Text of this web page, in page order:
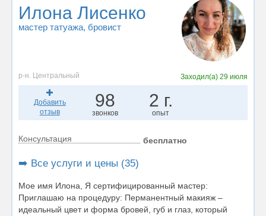
Илона Лисенко
мастер татуажа, бровист
р-н. Центральный Заходил(а) 29 июля
Добавить
отзыв
98
звонков
2 г.
опыт
Консультация бесплатно
➡️ Все услуги и цены (35)
Мое имя Илона, Я сертифицированный мастер:
Приглашаю на процедуру: Перманентный макияж –
идеальный цвет и форма бровей, губ и глаз, который